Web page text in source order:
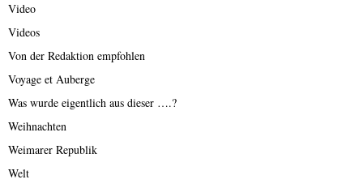
Video
Videos
Von der Redaktion empfohlen
Voyage et Auberge
Was wurde eigentlich aus dieser ….?
Weihnachten
Weimarer Republik
Welt